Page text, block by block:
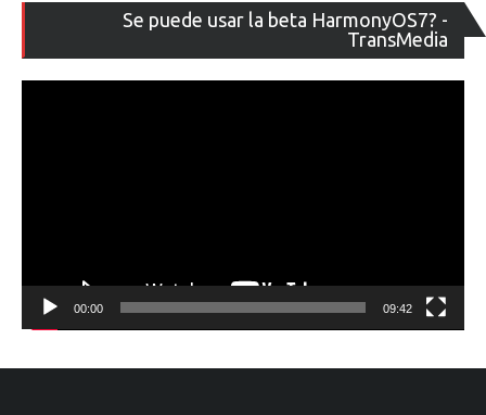
Se puede usar la beta HarmonyOS7? -
TransMedia
de
00:00 09:42